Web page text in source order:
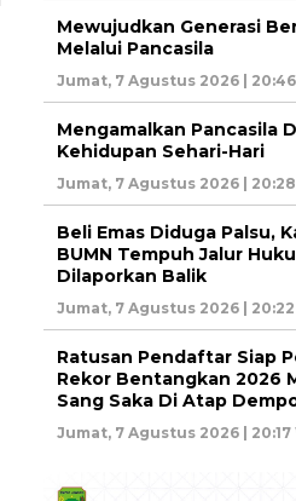
Mewujudkan Generasi
Melalui Pancasila
Jumat, 7 Agustus 2026 |
Mengamalkan Pancasila
Kehidupan Sehari-Hari
Jumat, 7 Agustus 2026 |
Beli Emas Diduga Palsu,
BUMN Tempuh Jalur
Dilaporkan Balik
Jumat, 7 Agustus 2026 |
Ratusan Pendaftar Siap
Rekor Bentangkan 2026
Sang Saka Di Atap
Jumat, 7 Agustus 2026 | 20:17